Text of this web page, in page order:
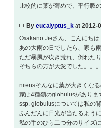
比較的に葉が薄めで、平行脈
By eucalyptus_k at 2012-
Osakano Jieさん、こんにちは
あの大雨の日でしたら、家も
ただ暴風が吹き荒れ、倒れた
そちらの方が大変でした。。。
nitensそんなに葉が大きくな
家は4種類のglobulusがありま
ssp. globulusについては私の
ふんだんに日光が当たるよう
私の手のひら二つ分のサイズ